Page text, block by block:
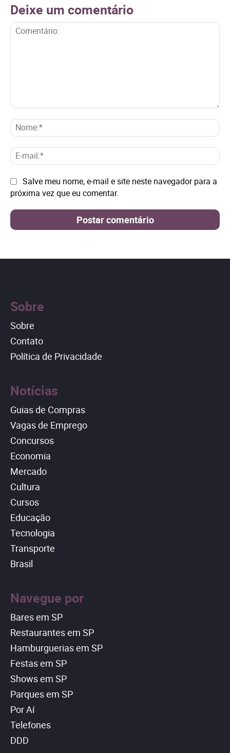
Deixe um comentário
E-
Site: Salve meu nome, e-mail e site neste navegador para a
próxima vez que eu comentar.
Sobre
Sobre
Contato
Política de Privacidade
Notícias
Guias de Compras
Vagas de Emprego
Concursos
Economia
Mercado
Cultura
Cursos
Educação
Tecnologia
Transporte
Brasil
Navegue por
Bares em SP
Restaurantes em SP
Hamburguerias em SP
Festas em SP
Shows em SP
Parques em SP
Por Aí
Telefones
DDD